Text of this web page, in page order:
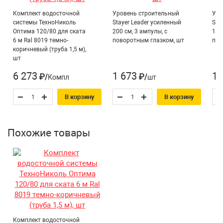
желоб 2 м — 3 шт.
соединитель желоба — 2 шт.
заглушка желоба — 2 шт.
кронштейн желоба — 11 шт.
воронка желоба — 1 шт.
колено трубы 135° — 2 шт.
муфта трубы — 1 шт.
водосточный слив — 1 шт.
саморезы по дереву — 32 шт.
Преимущества комплекта:
не требует расчёта — все элементы подобраны для
ската длиной до 6 м
крепёж в комплекте — саморезы для монтажа
кронштейнов, хомутов и соединительных элементов
Комплект водосточной
системы ТехноНиколь
Оптима 120/80 для ската
6 м Ral 8019 темно-
коричневый (труба 1,5 м),
шт
6 273 ₽/Компл
В корзину
Уровень строительный
Stayer Leader усиленный
200 см, 3 ампулы, с
поворотным глазком, шт
1 673 ₽/шт
В корзину
1
Похожие товары
Комплект водосточной